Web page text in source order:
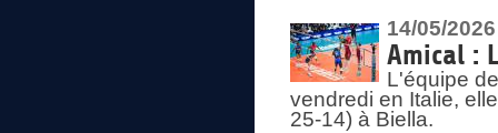
14/05/2026
Amical :
L'équipe
vendredi en Italie,
25-14) à Biella.